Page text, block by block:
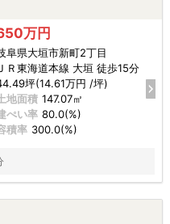
万円
阜県大垣市新町2丁目
ＪＲ東海道本線 大垣 徒歩15分
坪(14.61万円 /坪)
地面積 147.07㎡
ぺい率 80.0(%)
積率 300.0(%)